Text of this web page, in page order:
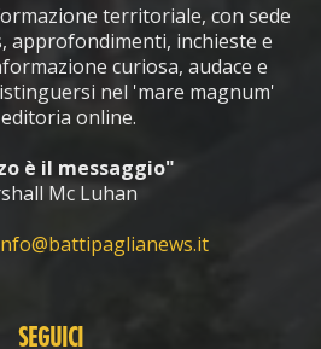
territoriale, con sede
approfondimenti, inchieste e
curiosa, audace e
nel 'mare magnum'
online.
è il messaggio"
Mc Luhan
SEGUICI